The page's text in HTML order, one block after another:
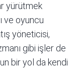
yürütmek
ve oyuncu
yöneticisi,
gibi işler de
bir yol da kendi